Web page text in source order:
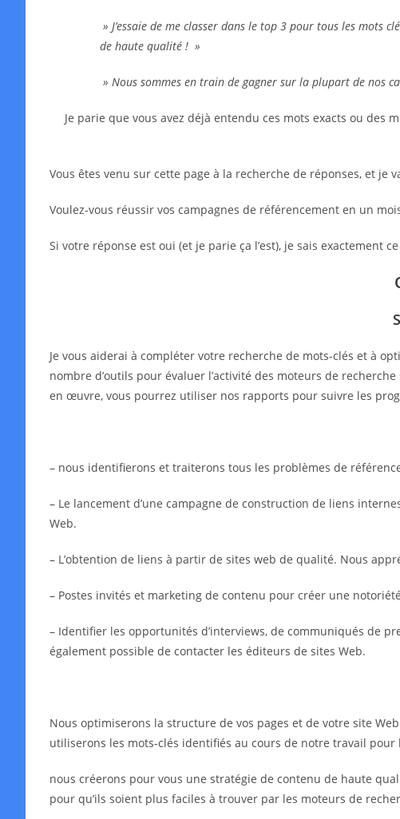
» J’essaie de me classer dans le top 3 pour tous les mots
de haute qualité ! »
» Nous sommes en train de gagner sur la plupart de nos
Je parie que vous avez déjà entendu ces mots exacts ou
Vous êtes venu sur cette page à la recherche de réponses, et je
Voulez-vous réussir vos campagnes de référencement en un
Si votre réponse est oui (et je parie ça l’est), je sais exactement
Je vous aiderai à compléter votre recherche de mots-clés et à
nombre d’outils pour évaluer l’activité des moteurs de
en œuvre, vous pourrez utiliser nos rapports pour suivre les
– nous identifierons et traiterons tous les problèmes de
– Le lancement d’une campagne de construction de liens
Web.
– L’obtention de liens à partir de sites web de qualité. Nous
– Postes invités et marketing de contenu pour créer une
– Identifier les opportunités d’interviews, de communiqués de
également possible de contacter les éditeurs de sites Web.
Nous optimiserons la structure de vos pages et de votre site
utiliserons les mots-clés identifiés au cours de notre travail
nous créerons pour vous une stratégie de contenu de haute
pour qu’ils soient plus faciles à trouver par les moteurs de